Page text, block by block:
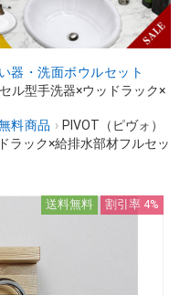
器・洗面ボウルセット
ル型手洗器×ウッドラック×
料商品 › PIVOT（ピヴォ）
ラック×給排水部材フルセッ
送料無料 割引率 4%